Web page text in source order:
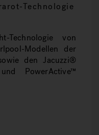
Technologie
Technologie von
Modellen der
den Jacuzzi®
PowerActive™